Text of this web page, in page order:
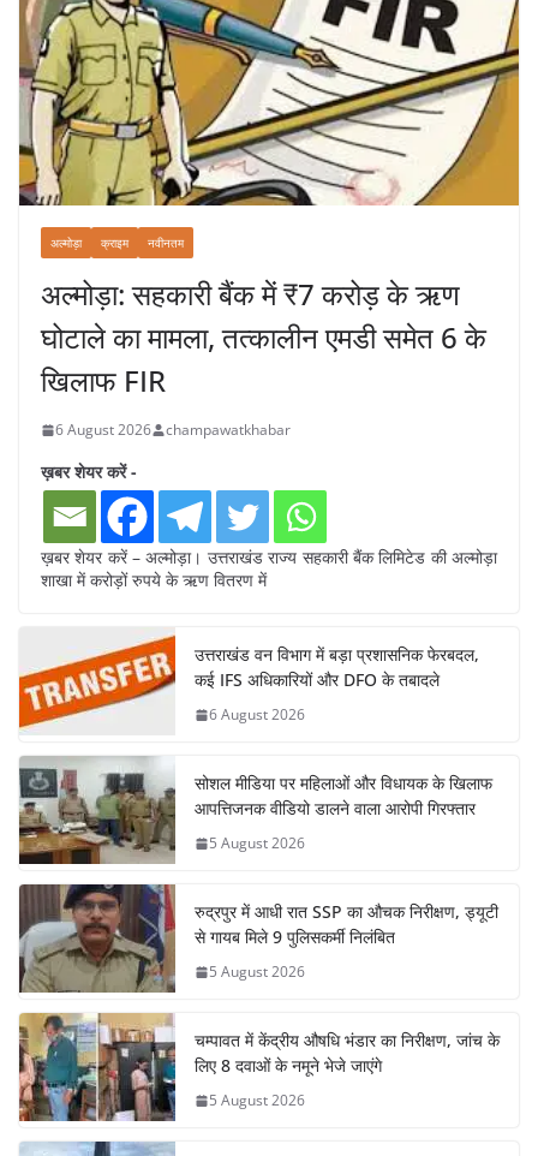
अल्मोड़ा क्राइम नवीनतम
अल्मोड़ा: सहकारी बैंक में ₹7 करोड़ के ऋण
घोटाले का मामला, तत्कालीन एमडी समेत 6 के
खिलाफ FIR
6 August 2026 champawatkhabar
ख़बर शेयर करें -
ख़बर शेयर करें – अल्मोड़ा। उत्तराखंड राज्य सहकारी बैंक लिमिटेड की अल्मोड़ा
शाखा में करोड़ों रुपये के ऋण वितरण में
उत्तराखंड वन विभाग में बड़ा प्रशासनिक फेरबदल,
कई IFS अधिकारियों और DFO के तबादले
6 August 2026
सोशल मीडिया पर महिलाओं और विधायक के खिलाफ
आपत्तिजनक वीडियो डालने वाला आरोपी गिरफ्तार
5 August 2026
रुद्रपुर में आधी रात SSP का औचक निरीक्षण, ड्यूटी
से गायब मिले 9 पुलिसकर्मी निलंबित
5 August 2026
चम्पावत में केंद्रीय औषधि भंडार का निरीक्षण, जांच के
लिए 8 दवाओं के नमूने भेजे जाएंगे
5 August 2026